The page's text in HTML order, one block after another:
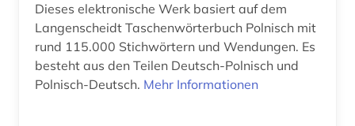
Dieses elektronische Werk basiert auf dem
Langenscheidt Taschenwörterbuch Polnisch mit
rund 115.000 Stichwörtern und Wendungen. Es
besteht aus den Teilen Deutsch-Polnisch und
Polnisch-Deutsch. Mehr Informationen